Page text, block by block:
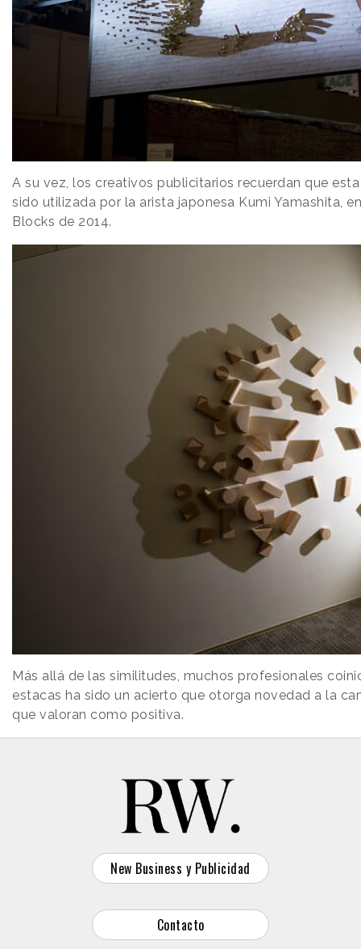
A su vez, los creativos publicitarios recuerdan que
sido utilizada por la arista japonesa Kumi Yamashita,
Blocks de 2014.
Más allá de las similitudes, muchos profesionales
estacas ha sido un acierto que otorga novedad a la
que valoran como positiva.
New Business y Publicidad
Contacto